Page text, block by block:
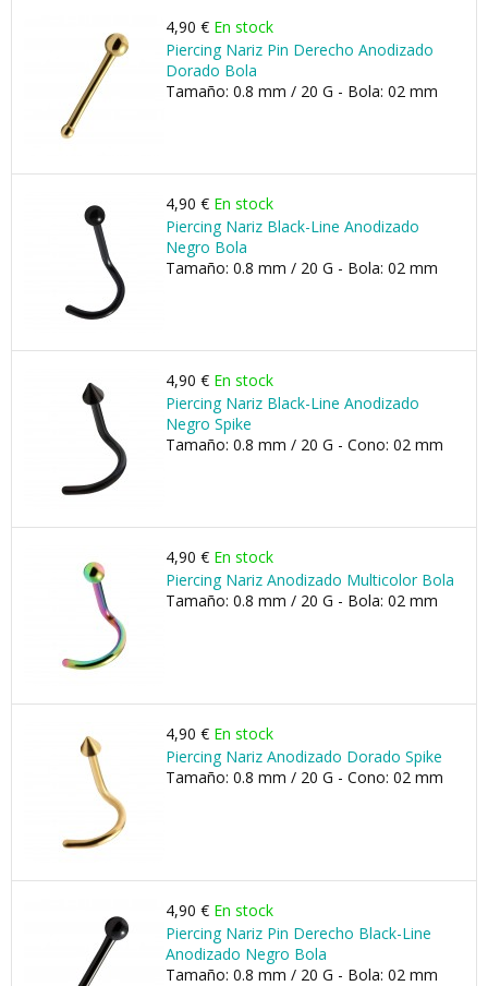
4,90 € En stock
Piercing Nariz Pin Derecho Anodizado
Dorado Bola
Tamaño: 0.8 mm / 20 G - Bola: 02 mm
4,90 € En stock
Piercing Nariz Black-Line Anodizado
Negro Bola
Tamaño: 0.8 mm / 20 G - Bola: 02 mm
4,90 € En stock
Piercing Nariz Black-Line Anodizado
Negro Spike
Tamaño: 0.8 mm / 20 G - Cono: 02 mm
4,90 € En stock
Piercing Nariz Anodizado Multicolor Bola
Tamaño: 0.8 mm / 20 G - Bola: 02 mm
4,90 € En stock
Piercing Nariz Anodizado Dorado Spike
Tamaño: 0.8 mm / 20 G - Cono: 02 mm
4,90 € En stock
Piercing Nariz Pin Derecho Black-Line
Anodizado Negro Bola
Tamaño: 0.8 mm / 20 G - Bola: 02 mm